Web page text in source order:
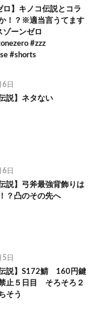
ロ】キノコ伝説とコラ
！？※適当言うてます
ゾーンゼロ
#zzz
#shorts
日
説】ネタない
日
説】弓斧最強背飾りは
？凸のその先へ
日
伝説】S172鯖 160円鍵
止５日目 そろそろ２
そう